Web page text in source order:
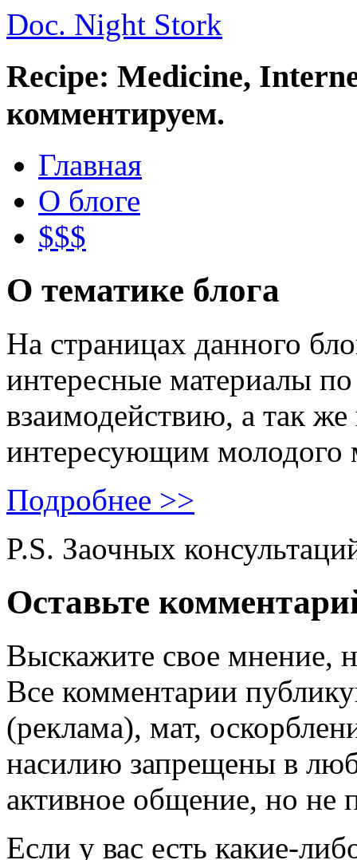
Doc. Night Stork
Recipe: Medicine,
комментируем.
Главная
О блоге
$$$
О тематике блога
На страницах данного
интересные материалы
взаимодействию, а так
интересующим молодого
Подробнее >>
P.S. Заочных
Оставьте
Выскажите свое мнение,
Все комментарии
(реклама), мат,
насилию запрещены в
активное общение, но не
Если у вас есть какие-